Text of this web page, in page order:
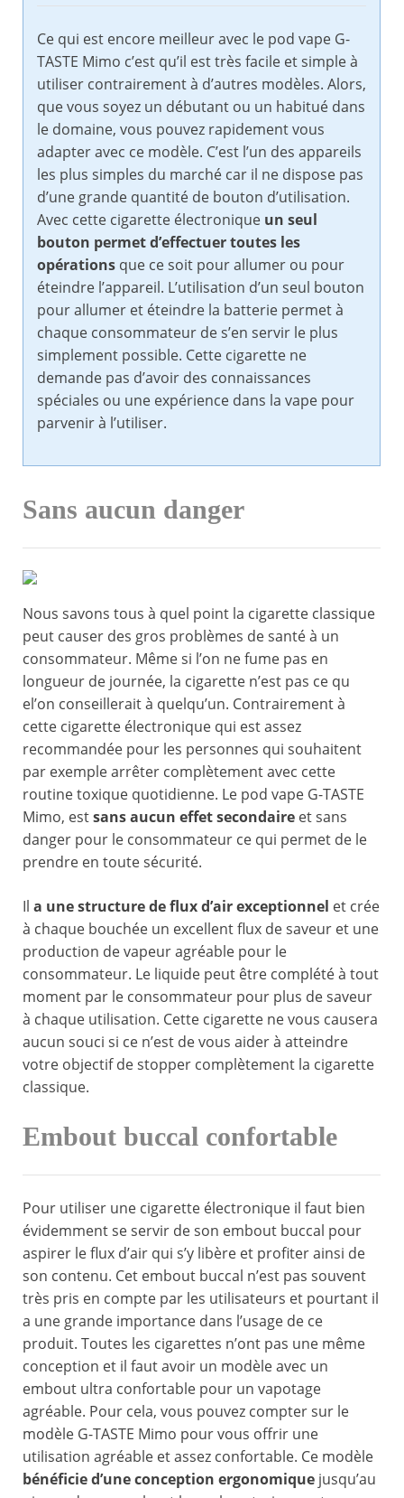
Ce qui est encore meilleur avec le pod vape G-
TASTE Mimo c’est qu’il est très facile et simple à
utiliser contrairement à d’autres modèles. Alors,
que vous soyez un débutant ou un habitué dans
le domaine, vous pouvez rapidement vous
adapter avec ce modèle. C’est l’un des appareils
les plus simples du marché car il ne dispose pas
d’une grande quantité de bouton d’utilisation.
Avec cette cigarette électronique un seul
bouton permet d’effectuer toutes les
opérations que ce soit pour allumer ou pour
éteindre l’appareil. L’utilisation d’un seul bouton
pour allumer et éteindre la batterie permet à
chaque consommateur de s’en servir le plus
simplement possible. Cette cigarette ne
demande pas d’avoir des connaissances
spéciales ou une expérience dans la vape pour
parvenir à l’utiliser.
Sans aucun danger
Nous savons tous à quel point la cigarette classique
peut causer des gros problèmes de santé à un
consommateur. Même si l’on ne fume pas en
longueur de journée, la cigarette n’est pas ce qu
el’on conseillerait à quelqu’un. Contrairement à
cette cigarette électronique qui est assez
recommandée pour les personnes qui souhaitent
par exemple arrêter complètement avec cette
routine toxique quotidienne. Le pod vape G-TASTE
Mimo, estsans aucun effet secondaire et sans
danger pour le consommateur ce qui permet de le
prendre en toute sécurité.
Il a une structure de flux d’air exceptionnel et crée
à chaque bouchée un excellent flux de saveur et une
production de vapeur agréable pour le
consommateur. Le liquide peut être complété à tout
moment par le consommateur pour plus de saveur
à chaque utilisation. Cette cigarette ne vous causera
aucun souci si ce n’est de vous aider à atteindre
votre objectif de stopper complètement la cigarette
classique.
Embout buccal confortable
Pour utiliser une cigarette électronique il faut bien
évidemment se servir de son embout buccal pour
aspirer le flux d’air qui s’y libère et profiter ainsi de
son contenu. Cet embout buccal n’est pas souvent
très pris en compte par les utilisateurs et pourtant il
a une grande importance dans l’usage de ce
produit. Toutes les cigarettes n’ont pas une même
conception et il faut avoir un modèle avec un
embout ultra confortable pour un vapotage
agréable. Pour cela, vous pouvez compter sur le
modèle G-TASTE Mimo pour vous offrir une
utilisation agréable et assez confortable. Ce modèle
bénéficie d’une conception ergonomique jusqu’au